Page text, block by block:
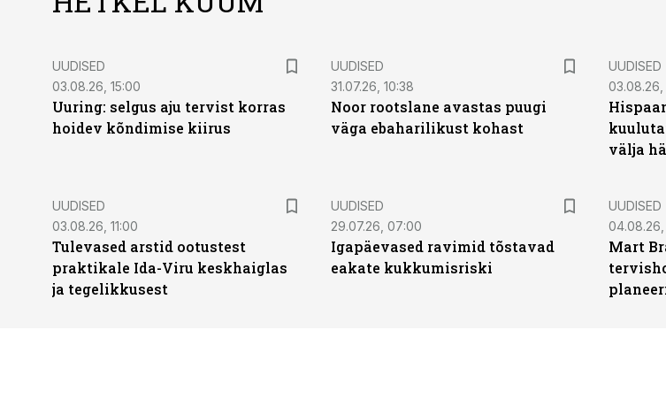
UUDISED
03.08.26, 15:00
Uuring: selgus aju tervist korras
hoidev kõndimise kiirus
UUDISED
31.07.26, 10:38
Noor rootslane avastas puugi
väga ebaharilikust kohast
UUDISED
välja
UUDISED
03.08.26, 11:00
Tulevased arstid ootustest
praktikale Ida-Viru keskhaiglas
ja tegelikkusest
UUDISED
29.07.26, 07:00
Igapäevased ravimid tõstavad
eakate kukkumisriski
UUDISED
04.08.26,
Mart